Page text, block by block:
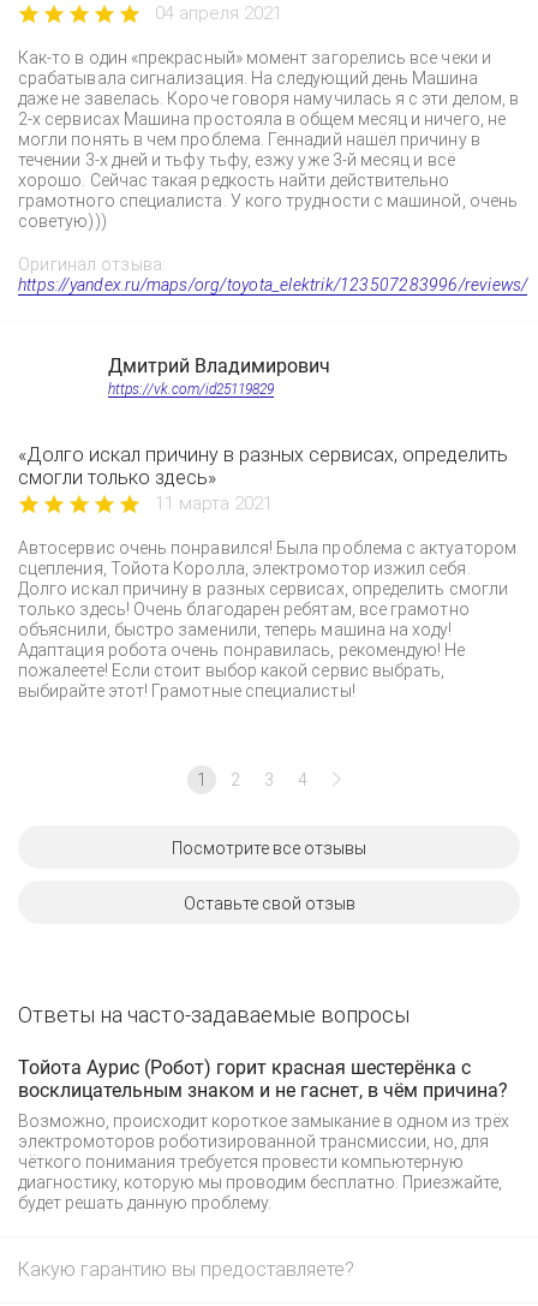
04 апреля 2021
Как-то в один «прекрасный» момент загорелись все чеки и
срабатывала сигнализация. На следующий день Машина
даже не завелась. Короче говоря намучилась я с эти делом, в
2-х сервисах Машина простояла в общем месяц и ничего, не
могли понять в чем проблема. Геннадий нашёл причину в
течении 3-х дней и тьфу тьфу, езжу уже 3-й месяц и всё
хорошо. Сейчас такая редкость найти действительно
грамотного специалиста. У кого трудности с машиной, очень
советую)))
Оригинал отзыва:
https://yandex.ru/maps/org/toyota_elektrik/123507283996/reviews/
Дмитрий Владимирович
https://vk.com/id25119829
«Долго искал причину в разных сервисах, определить
смогли только здесь»
11 марта 2021
Автосервис очень понравился! Была проблема с актуатором
сцепления, Тойота Королла, электромотор изжил себя.
Долго искал причину в разных сервисах, определить смогли
только здесь! Очень благодарен ребятам, все грамотно
объяснили, быстро заменили, теперь машина на ходу!
Адаптация робота очень понравилась, рекомендую! Не
пожалеете! Если стоит выбор какой сервис выбрать,
выбирайте этот! Грамотные специалисты!
1 2 3 4
Посмотрите все отзывы
Оставьте свой отзыв
Ответы на часто-задаваемые вопросы
Тойота Аурис (Робот) горит красная шестерёнка с
восклицательным знаком и не гаснет, в чём причина?
Возможно, происходит короткое замыкание в одном из трёх
электромоторов роботизированной трансмиссии, но, для
чёткого понимания требуется провести компьютерную
диагностику, которую мы проводим бесплатно. Приезжайте,
будет решать данную проблему.
Какую гарантию вы предоставляете?